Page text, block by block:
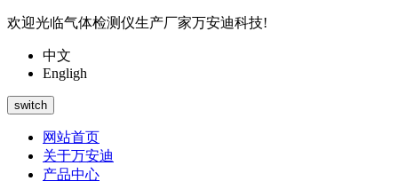
欢迎光临气体检测仪生产厂家万安迪科技!
中文
Engligh
switch
网站首页
关于万安迪
产品中心